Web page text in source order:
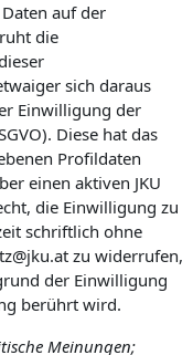
auf der
die
sich daraus
Einwilligung der
Diese hat das
Profildaten
einen aktiven JKU
die Einwilligung zu
schriftlich ohne
zu widerrufen,
der Einwilligung
berührt wird.
Meinungen;